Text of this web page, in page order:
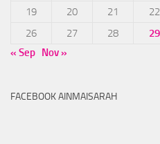
19
20 21 22
26
27 28 29
« Sep Nov »
FACEBOOK AINMAISARAH